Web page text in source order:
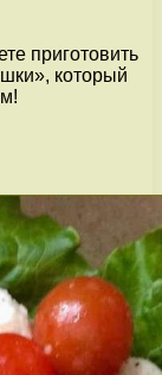
приготовить
который